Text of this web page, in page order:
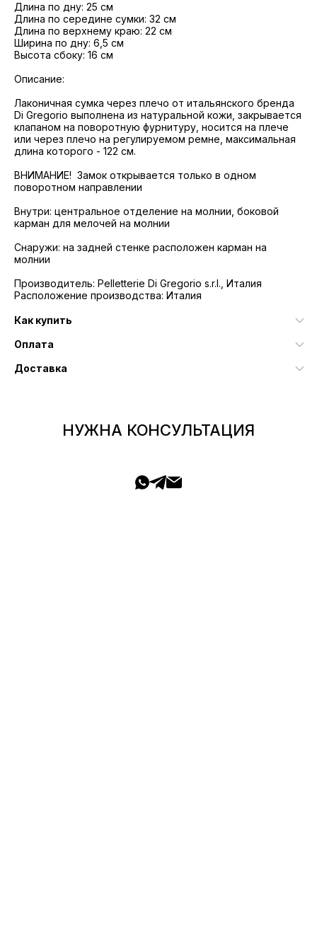
Длина по дну: 25 см
Длина по середине сумки: 32 см
Длина по верхнему краю: 22 см
Ширина по дну: 6,5 см
Высота сбоку: 16 см
Описание:
Лаконичная сумка через плечо от итальянского бренда
Di Gregorio выполнена из натуральной кожи, закрывается
клапаном на поворотную фурнитуру, носится на плече
или через плечо на регулируемом ремне, максимальная
длина которого - 122 см.
ВНИМАНИЕ! Замок открывается только в одном
поворотном направлении
Внутри: центральное отделение на молнии, боковой
карман для мелочей на молнии
Снаружи: на задней стенке расположен карман на
молнии
Производитель: Pelletterie Di Gregorio s.r.l., Италия
Расположение производства: Италия
Как купить
Оплата
Доставка
НУЖНА КОНСУЛЬТАЦИЯ